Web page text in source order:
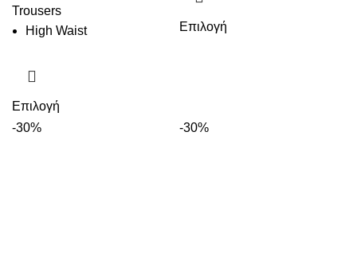
Trousers
High Waist
Επιλογή
Επιλογή
-30% -30%